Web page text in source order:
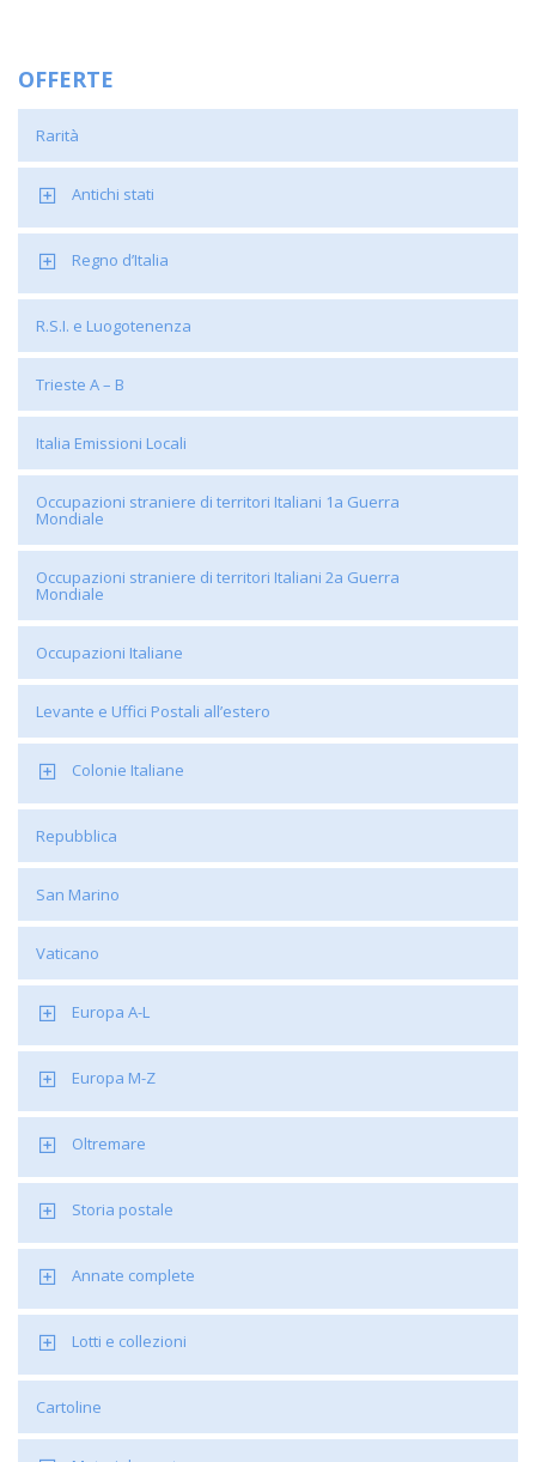
OFFERTE
Rarità
Antichi stati
Regno d’Italia
R.S.I. e Luogotenenza
Trieste A – B
Italia Emissioni Locali
Occupazioni straniere di territori Italiani 1a Guerra
Mondiale
Occupazioni straniere di territori Italiani 2a Guerra
Mondiale
Occupazioni Italiane
Levante e Uffici Postali all’estero
Colonie Italiane
Repubblica
San Marino
Vaticano
Europa A-L
Europa M-Z
Oltremare
Storia postale
Annate complete
Lotti e collezioni
Cartoline